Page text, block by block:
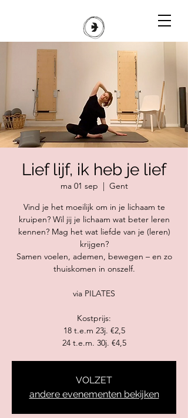
Lief lijf, ik heb je lief
ma 01 sep
  |
Gent
Vind je het moeilijk om in je lichaam te
kruipen? Wil jij je lichaam wat beter leren
kennen? Mag het wat liefde van je (leren)
krijgen?
Samen voelen, ademen, bewegen – en zo
thuiskomen in onszelf.
via PILATES
Kostprijs:
18 t.e.m 23j. €2,5
24 t.e.m. 30j. €4,5
VOLZET
andere evenementen bekijken